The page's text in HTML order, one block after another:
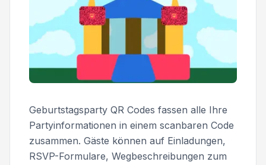
Geburtstagsparty QR Codes fassen alle Ihre
Partyinformationen in einem scanbaren Code
zusammen. Gäste können auf Einladungen,
RSVP-Formulare, Wegbeschreibungen zum